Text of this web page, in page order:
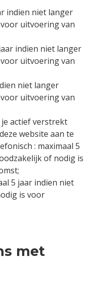
indien niet langer
uitvoering van
indien niet langer
uitvoering van
niet langer
uitvoering van
actief verstrekt
website aan te
: maximaal 5
of nodig is
5 jaar indien niet
is voor
met